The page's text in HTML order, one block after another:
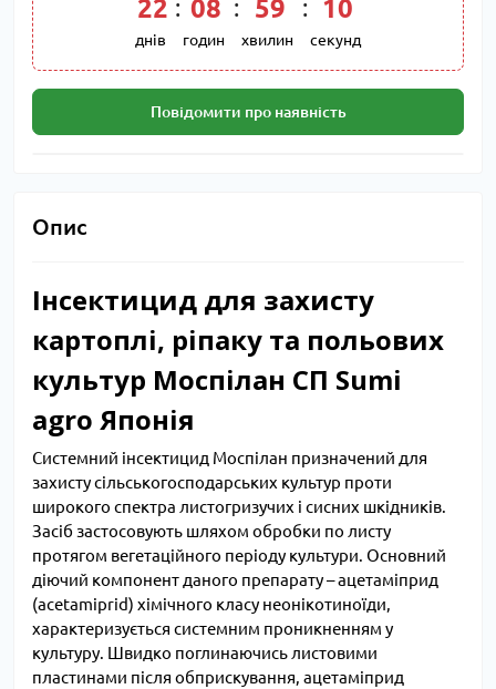
22
днів
08
годин
59
хвилин
09
секунд
Повідомити про наявність
Опис
Інсектицид для захисту
картоплі, ріпаку та польових
культур Моспілан СП Sumi
agro Японія
Системний інсектицид Моспілан призначений для
захисту сільськогосподарських культур проти
широкого спектра листогризучих і сисних шкідників.
Засіб застосовують шляхом обробки по листу
протягом вегетаційного періоду культури. Основний
діючий компонент даного препарату – ацетаміприд
(acetamiprid) хімічного класу неонікотиноїди,
характеризується системним проникненням у
культуру. Швидко поглинаючись листовими
пластинами після обприскування, ацетаміприд